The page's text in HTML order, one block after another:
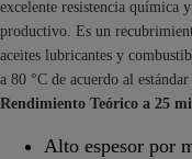
excelente resistencia química
productivo. Es un
aceites lubricantes y
a 80 °C de acuerdo al
Rendimiento Teórico a 25
Alto espesor por